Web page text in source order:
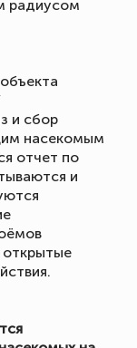
радиусом
и сбор
насекомым
отчет по
и